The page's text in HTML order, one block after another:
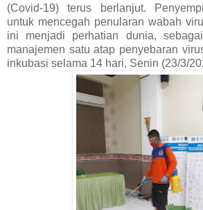
(Covid-19) terus berlanjut.
untuk mencegah penularan wabah
ini menjadi perhatian dunia,
manajemen satu atap penyebaran
inkubasi selama 14 hari, Senin (23/3/